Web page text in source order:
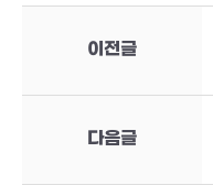
이전글
다음글